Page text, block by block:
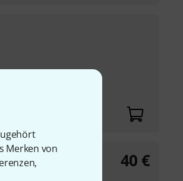
Merken von
40 €